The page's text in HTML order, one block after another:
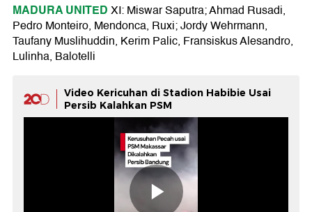
MADURA UNITEDXI: Miswar Saputra; Ahmad Rusadi,
Pedro Monteiro, Mendonca, Ruxi; Jordy Wehrmann,
Taufany Muslihuddin, Kerim Palic, Fransiskus Alesandro,
Lulinha, Balotelli
Video Kericuhan di Stadion Habibie Usai
Persib Kalahkan PSM